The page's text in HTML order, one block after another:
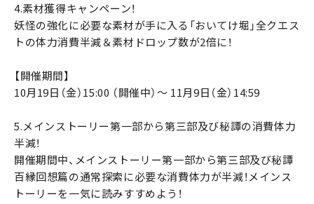
4.素材獲得キャンペーン！
妖怪の強化に必要な素材が手に入る「おいてけ堀」全クエス
トの体力消費半減＆素材ドロップ数が2倍に！
【開催期間】
10月19日（金）15:00 （開催中）～ 11月9日（金）14:59
5.メインストーリー第一部から第三部及び秘譚の消費体力
半減！
開催期間中、メインストーリー第一部から第三部及び秘譚
百縁回想篇の通常探索に必要な消費体力が半減！メインス
トーリーを一気に読みすすめよう！